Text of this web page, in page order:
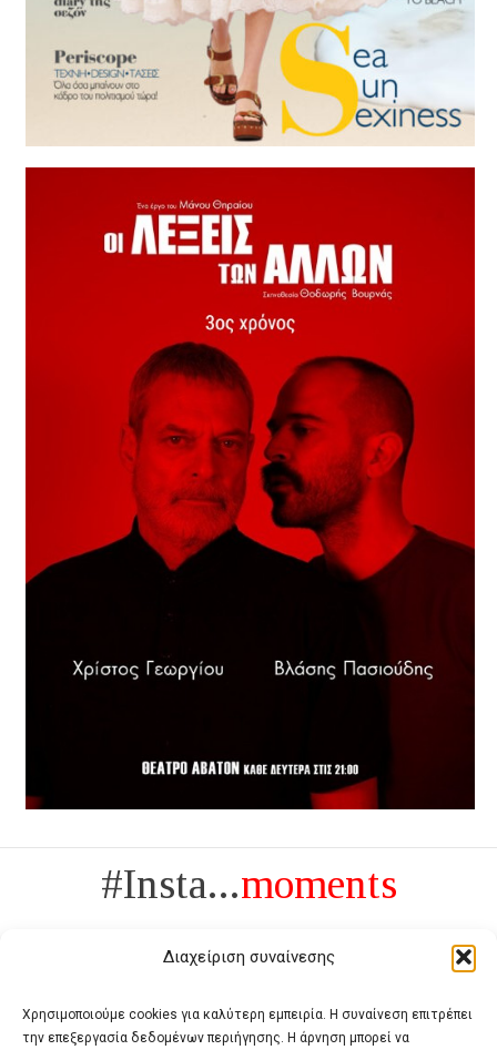
Διαχείριση συναίνεσης
Χρησιμοποιούμε cookies για καλύτερη εμπειρία. Η συναίνεση επιτρέπει
την επεξεργασία δεδομένων περιήγησης. Η άρνηση μπορεί να
#Insta...moments